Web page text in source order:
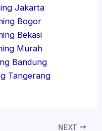
Jakarta
Bogor
Bekasi
Murah
Bandung
Tangerang
NEXT